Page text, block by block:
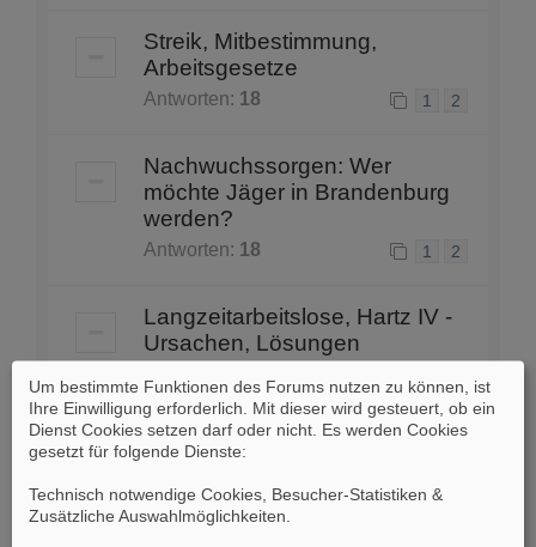
Streik, Mitbestimmung,
Arbeitsgesetze
Antworten: 18 1 2
Nachwuchssorgen: Wer
möchte Jäger in Brandenburg
werden?
Antworten: 18 1 2
Langzeitarbeitslose, Hartz IV -
Ursachen, Lösungen
5
Mindestlohn
Um bestimmte Funktionen des Forums nutzen zu können, ist
Ihre Einwilligung erforderlich. Mit dieser wird gesteuert, ob ein
Dienst Cookies setzen darf oder nicht. Es werden Cookies
gesetzt für folgende Dienste:
Technisch notwendige Cookies, Besucher-Statistiken &
Zusätzliche Auswahlmöglichkeiten